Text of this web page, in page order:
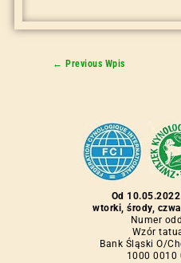
← Previous Wpis
Od
wtorki, środy,
Numer
Wzór
Bank Śląski O/
1000 0010